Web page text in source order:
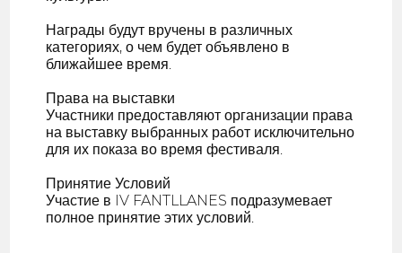
Награды будут вручены в различных
категориях, о чем будет объявлено в
ближайшее время.
Права на выставки
Участники предоставляют организации права
на выставку выбранных работ исключительно
для их показа во время фестиваля.
Принятие Условий
Участие в IV FANTLLANES подразумевает
полное принятие этих условий.